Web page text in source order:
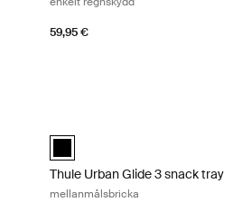
59,95 €
Thule Urban Glide 3 snack tray
Thule Urban Glide 3 snack tray
mellanmålsbricka